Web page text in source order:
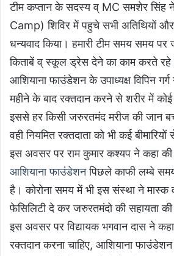
टीम कप्तान के सदस्य व् MC समशेर सिंह
Camp) शिविर में पहुचे सभी अतिथियों
धन्यवाद किया। हमारी टीम समय समय
किताबें व् स्कूल ड्रेस देने का काम करते रहे
आशियाना फाउंडेशन के उपाध्यक्ष विपिन
महीने के बाद रक्तदान करने से शरीर में
इससे हर किसी जरुरतमंद मरीज की जान
वही नियमित रक्तदाता को भी कई
इस अवसर पर राम कुमार कश्यप ने कहा की
आशियाना फाउंडेशनपिछले काफी लम्बे
है। कोरोना समय में भी इस संस्था ने
फेसिलिटी दे कर जरुरतमंदो की सहायता की
इस अवसर पर विद्यायक भगवान दास ने
रक्तदान करना चाहिए, आशियाना फाउंडेशन